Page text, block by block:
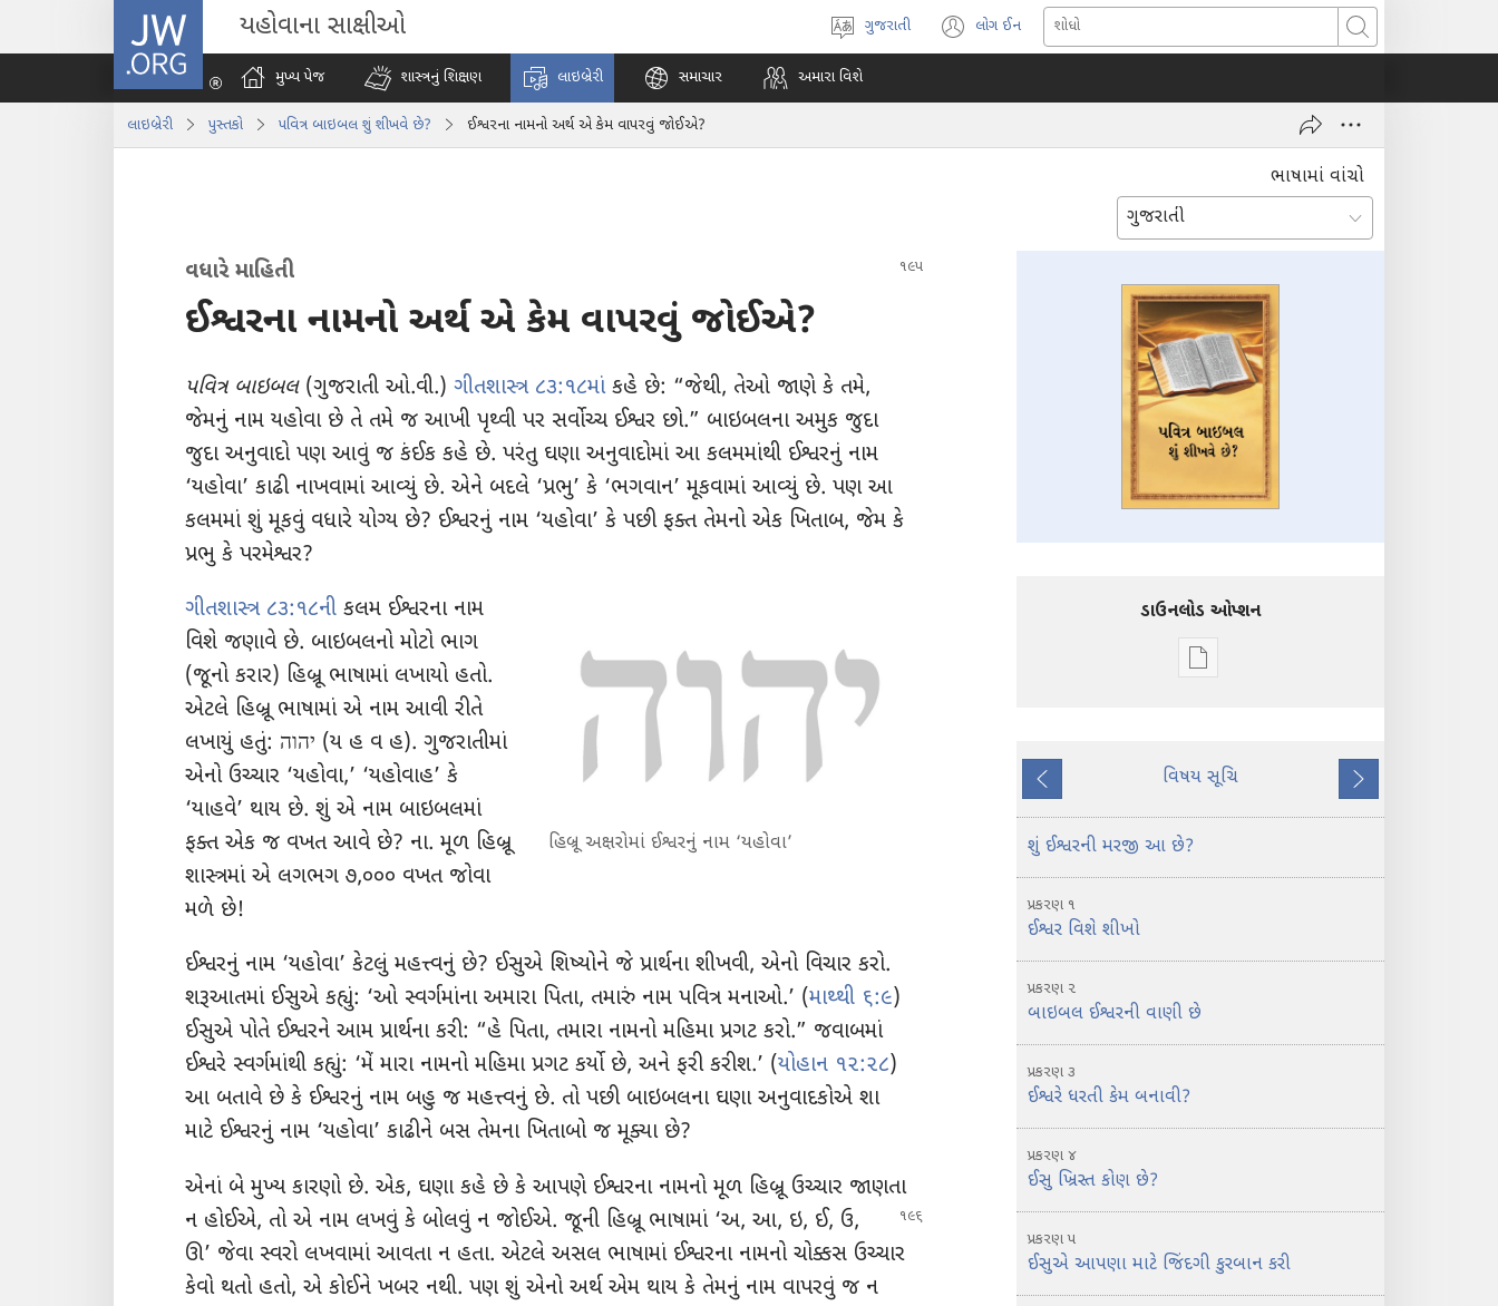
JW.ORG યહોવાના સાક્ષીઓ
ભાષા
ગુજરાતી લોગ ઈન
શોધો
મુખ્ય પેજ
શાસ્ત્રનું શિક્ષણ લાઇબ્રેરી સમાચાર અમારા વિશે
લાઇબ્રેરી પુસ્તકો પવિત્ર બાઇબલ શું શીખવે છે? ઈશ્વરના નામનો અર્થ એ કેમ વાપરવું જોઈએ?
ભાષામાં વાંચો
વધારે માહિતી
ઈશ્વરના નામનો અર્થ એ કેમ વાપરવું જોઈએ?
પવિત્ર બાઇબલ(ગુજરાતી ઓ.વી.) ગીતશાસ્ત્ર ૮૩:૧૮માંકહે છે: “જેથી, તેઓ જાણે કે તમે,
જેમનું નામ યહોવા છે તે તમે જ આખી પૃથ્વી પર સર્વોચ્ચ ઈશ્વર છો.” બાઇબલના અમુક જુદા
જુદા અનુવાદો પણ આવું જ કંઈક કહે છે. પરંતુ ઘણા અનુવાદોમાં આ કલમમાંથી ઈશ્વરનું નામ
‘યહોવા’ કાઢી નાખવામાં આવ્યું છે. એને બદલે ‘પ્રભુ’ કે ‘ભગવાન’ મૂકવામાં આવ્યું છે. પણ આ
કલમમાં શું મૂકવું વધારે યોગ્ય છે? ઈશ્વરનું નામ ‘યહોવા’ કે પછી ફક્ત તેમનો એક ખિતાબ, જેમ કે
પ્રભુ કે પરમેશ્વર?
હિબ્રૂ અક્ષરોમાં ઈશ્વરનું નામ ‘યહોવા’
ગીતશાસ્ત્ર ૮૩:૧૮ની કલમ ઈશ્વરના નામ
વિશે જણાવે છે. બાઇબલનો મોટો ભાગ
(જૂનો કરાર) હિબ્રૂ ભાષામાં લખાયો હતો.
એટલે હિબ્રૂ ભાષામાં એ નામ આવી રીતે
લખાયું હતું: יהוה (ય હ વ હ). ગુજરાતીમાં
એનો ઉચ્ચાર ‘યહોવા,’ ‘યહોવાહ’ કે
‘યાહવે’ થાય છે. શું એ નામ બાઇબલમાં
ફક્ત એક જ વખત આવે છે? ના. મૂળ હિબ્રૂ
શાસ્ત્રમાં એ લગભગ ૭,૦૦૦ વખત જોવા
મળે છે!
ઈશ્વરનું નામ ‘યહોવા’ કેટલું મહત્ત્વનું છે? ઈસુએ શિષ્યોને જે પ્રાર્થના શીખવી, એનો વિચાર કરો.
શરૂઆતમાં ઈસુએ કહ્યું: ‘ઓ સ્વર્ગમાંના અમારા પિતા, તમારું નામ પવિત્ર મનાઓ.’ (માથ્થી ૬:૯)
ઈસુએ પોતે ઈશ્વરને આમ પ્રાર્થના કરી: “હે પિતા, તમારા નામનો મહિમા પ્રગટ કરો.” જવાબમાં
ઈશ્વરે સ્વર્ગમાંથી કહ્યું: ‘મેં મારા નામનો મહિમા પ્રગટ કર્યો છે, અને ફરી કરીશ.’ (યોહાન ૧૨:૨૮)
આ બતાવે છે કે ઈશ્વરનું નામ બહુ જ મહત્ત્વનું છે. તો પછી બાઇબલના ઘણા અનુવાદકોએ શા
માટે ઈશ્વરનું નામ ‘યહોવા’ કાઢીને બસ તેમના ખિતાબો જ મૂક્યા છે?
એનાં બે મુખ્ય કારણો છે. એક, ઘણા કહે છે કે આપણે ઈશ્વરના નામનો મૂળ હિબ્રૂ ઉચ્ચાર જાણતા
ન હોઈએ, તો એ નામ લખવું કે બોલવું ન જોઈએ. જૂની હિબ્રૂ ભાષામાં ‘અ, આ, ઇ, ઈ, ઉ,
ઊ’ જેવા સ્વરો લખવામાં આવતા ન હતા. એટલે અસલ ભાષામાં ઈશ્વરના નામનો ચોક્કસ ઉચ્ચાર
કેવો થતો હતો, એ કોઈને ખબર નથી. પણ શું એનો અર્થ એમ થાય કે તેમનું નામ વાપરવું જ ન
ડાઉનલોડ ઓપ્શન
ડિજિટલ
માટેના
પાછળ
વિષય સૂચિ
આગળ
શું ઈશ્વરની મરજી આ છે?
પ્રકરણ ૧
ઈશ્વર વિશે શીખો
પ્રકરણ ૨
બાઇબલ ઈશ્વરની વાણી છે
પ્રકરણ ૩
ઈશ્વરે ધરતી કેમ બનાવી?
પ્રકરણ ૪
ઈસુ ખ્રિસ્ત કોણ છે?
પ્રકરણ ૫
ઈસુએ આપણા માટે જિંદગી કુરબાન કરી